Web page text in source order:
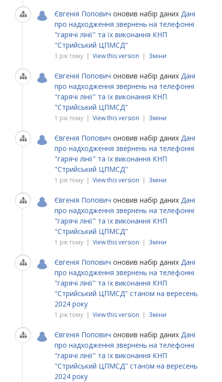
Євгенія Попович оновив набір даних Дані
про надходження звернень на телефонні
"гарячі лінії" та їх виконання КНП
"Стрийський ЦПМСД"
1 рік тому | View this version | Зміни
Євгенія Попович оновив набір даних Дані
про надходження звернень на телефонні
"гарячі лінії" та їх виконання КНП
"Стрийський ЦПМСД"
1 рік тому | View this version | Зміни
Євгенія Попович оновив набір даних Дані
про надходження звернень на телефонні
"гарячі лінії" та їх виконання КНП
"Стрийський ЦПМСД"
1 рік тому | View this version | Зміни
Євгенія Попович оновив набір даних Дані
про надходження звернень на телефонні
"гарячі лінії" та їх виконання КНП
"Стрийський ЦПМСД"
1 рік тому | View this version | Зміни
Євгенія Попович оновив набір даних Дані
про надходження звернень на телефонні
"гарячі лінії" та їх виконання КНП
"Стрийський ЦПМСД" станом на вересень
2024 року
1 рік тому | View this version | Зміни
Євгенія Попович оновив набір даних Дані
про надходження звернень на телефонні
"гарячі лінії" та їх виконання КНП
"Стрийський ЦПМСД" станом на вересень
2024 року